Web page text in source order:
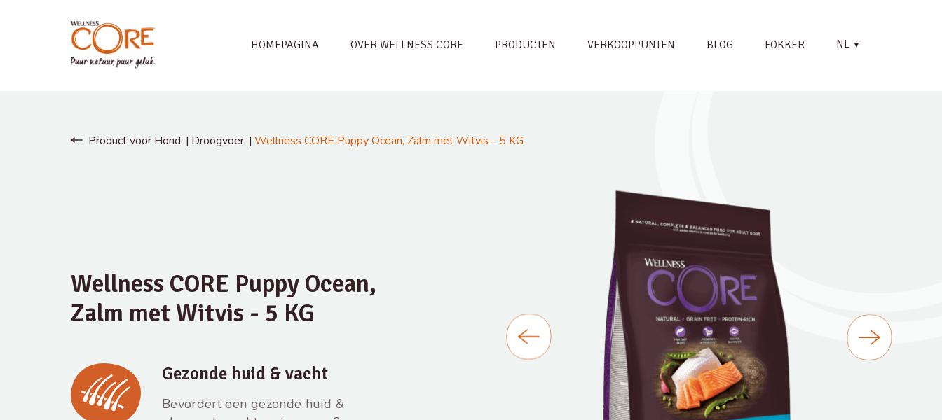
HOMEPAGINA OVER WELLNESS CORE PRODUCTEN VERKOOPPUNTEN BLOG FOKKER NL ▼
Product voor Hond Droogvoer Wellness CORE Puppy Ocean, Zalm met Witvis - 5 KG
Wellness CORE Puppy Ocean,
Zalm met Witvis - 5 KG
Gezonde huid & vacht
Bevordert een gezonde huid &